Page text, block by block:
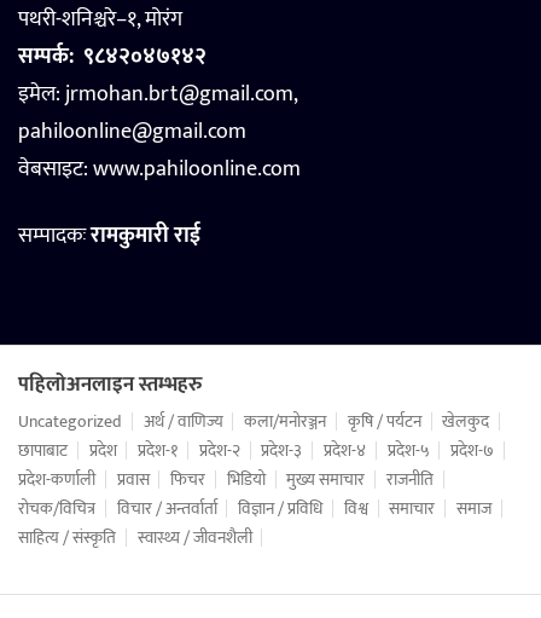
पथरी-शनिश्चरे–१, मोरंग
सम्पर्क: ९८४२०४७१४२
इमेल: jrmohan.brt@gmail.com,
pahiloonline@gmail.com
वेबसाइट:www.pahiloonline.com
सम्पादकःरामकुमारी राई
पहिलोअनलाइन स्तम्भहरु
Uncategorized अर्थ / वाणिज्य कला/मनोरञ्जन कृषि / पर्यटन
खेलकुद
छापाबाट
प्रदेश प्रदेश-१ प्रदेश-२ प्रदेश-३ प्रदेश-४ प्रदेश-५
प्रदेश-७
प्रदेश-कर्णाली
प्रवास फिचर भिडियो मुख्य समाचार
राजनीति
रोचक/विचित्र
विचार / अन्तर्वार्ता विज्ञान / प्रविधि विश्व समाचार
समाज
साहित्य / संस्कृति
स्वास्थ्य / जीवनशैली